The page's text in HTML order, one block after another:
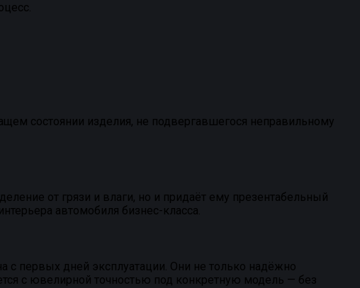
состоянии изделия, не подвергавшегося неправильному
от грязи и влаги, но и придаёт ему презентабельный
автомобиля бизнес-класса.
первых дней эксплуатации. Они не только надёжно
с ювелирной точностью под конкретную модель — без